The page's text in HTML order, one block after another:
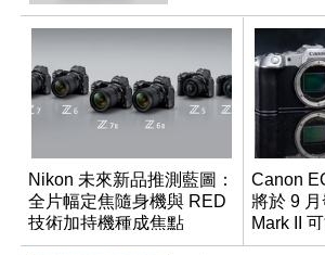
Nikon 未來新品推測藍圖：
全片幅定焦隨身機與 RED
技術加持機種成焦點
Canon
將於 9
Mark II
推出